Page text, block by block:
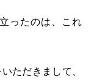
ったのは、これ
ただきまして、